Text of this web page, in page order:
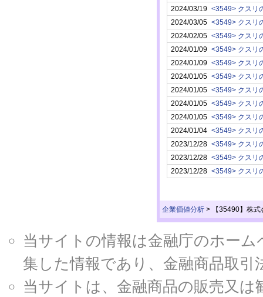
2024/03/19
2024/03/05
2024/02/05
2024/01/09
2024/01/09
2024/01/05
2024/01/05
2024/01/05
2024/01/05
2024/01/04
2023/12/28
2023/12/28
2023/12/28
企業価値分析 > 【35490】株
当サイトの情報は金融庁のホー
集した情報であり、金融商品取
当サイトは、金融商品の販売又